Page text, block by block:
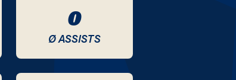
0
Ø ASSISTS